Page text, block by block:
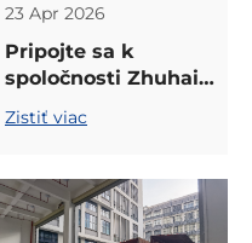
23 Apr 2026
Pripojte sa k
spoločnosti Zhuhai
Jiuyuan na 18.
čínskom
veľtrhu batérií (CIBF
2026)
Zistiť viac